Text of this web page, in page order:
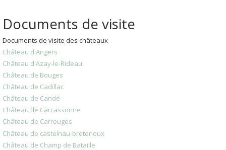
Documents de visite
Documents de visite des châteaux
Château d'Angers
Château d'Azay-le-Rideau
Château de Bouges
Château de Cadillac
Château de Candé
Château de Carcassonne
Château de Carrouges
Château de castelnau-bretenoux
Château de Champ de Bataille